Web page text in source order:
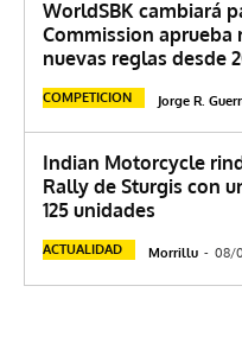
WorldSBK cambiará
Commission aprueba
nuevas reglas desde
COMPETICION Jorge R.
Indian Motorcycle
Rally de Sturgis con
125 unidades
ACTUALIDAD Morrillu - 08/